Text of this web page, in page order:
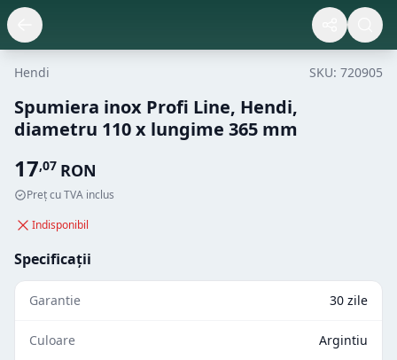
Hendi SKU: 720905
Spumiera inox Profi Line, Hendi,
diametru 110 x lungime 365 mm
17,07 RON
Preț cu TVA inclus
Indisponibil
Specificații
Garantie 30 zile
Culoare Argintiu